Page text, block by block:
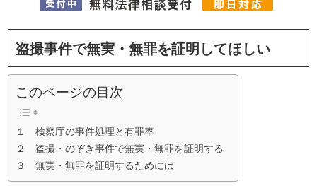
盗撮事件で無実・無罪を証明してほしい
このページの目次
１ 検察庁の事件処理と有罪率
２ 盗撮・のぞき事件で無実・無罪を証明する
３ 無実・無罪を証明するためには